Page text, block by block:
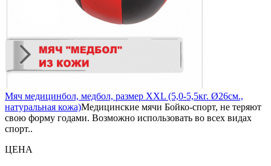
Мяч медицинбол, медбол, размер XXL (5,0-5,5кг. Ø26см.,
натуральная кожа)Медицинские мячи Бойко-спорт, не теряют
свою форму годами. Возможно использовать во всех видах
спорт..
ЦЕНА